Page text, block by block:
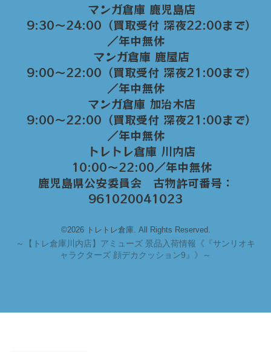
マンガ倉庫 鹿児島店
9:30～24:00（買取受付 深夜22:00まで）
／年中無休
マンガ倉庫 鹿屋店
9:00～22:00（買取受付 深夜21:00まで）
／年中無休
マンガ倉庫 加治木店
9:00〜22:00（買取受付 深夜21:00まで）
／年中無休
トレトレ倉庫 川内店
10:00〜22:00／年中無休
鹿児島県公安委員会 古物許可番号：
961020041023
©2026 トレトレ倉庫. All Rights Reserved.
～
【トレ倉庫川内店】アミューズ 景品入荷情報《『サンリオキ
ャラクターズ 顔デカクッション9』》～